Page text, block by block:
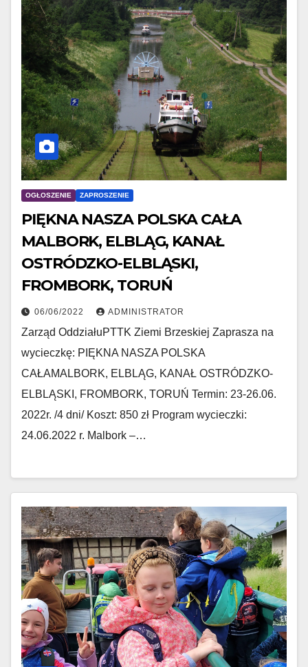
OGŁOSZENIE ZAPROSZENIE
PIĘKNA NASZA POLSKA CAŁA
MALBORK, ELBLĄG, KANAŁ
OSTRÓDZKO-ELBLĄSKI,
FROMBORK, TORUŃ
06/06/2022 ADMINISTRATOR
Zarząd OddziałuPTTK Ziemi Brzeskiej Zaprasza na
wycieczkę: PIĘKNA NASZA POLSKA
CAŁAMALBORK, ELBLĄG, KANAŁ OSTRÓDZKO-
ELBLĄSKI, FROMBORK, TORUŃ Termin: 23-26.06.
2022r. /4 dni/ Koszt: 850 zł Program wycieczki:
24.06.2022 r. Malbork –…